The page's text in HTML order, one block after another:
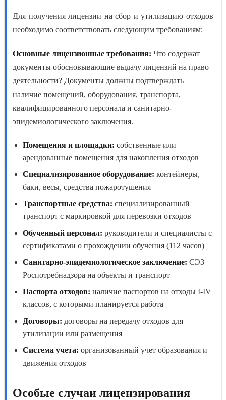
Для получения лицензии на сбор и утилизацию отходов
необходимо соответствовать следующим требованиям:
Основные лицензионные требования: Что содержат
документы обосновывающие выдачу лицензий на право
деятельности? Документы должны подтверждать
наличие помещений, оборудования, транспорта,
квалифицированного персонала и санитарно-
эпидемиологического заключения.
Помещения и площадки: собственные или
арендованные помещения для накопления отходов
Специализированное оборудование: контейнеры,
баки, весы, средства пожаротушения
Транспортные средства: специализированный
транспорт с маркировкой для перевозки отходов
Обученный персонал: руководители и специалисты с
сертификатами о прохождении обучения (112 часов)
Санитарно-эпидемиологическое заключение: СЭЗ
Роспотребнадзора на объекты и транспорт
Паспорта отходов: наличие паспортов на отходы I-IV
классов, с которыми планируется работа
Договоры: договоры на передачу отходов для
утилизации или размещения
Система учета: организованный учет образования и
движения отходов
Особые случаи лицензирования